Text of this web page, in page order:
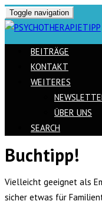
Toggle navigation
BEITRÄGE
KONTAKT
WEITERES
ÜBER UNS
SEARCH
Skip
content
Buchtipp!
Vielleicht geeignet als
sicher etwas für